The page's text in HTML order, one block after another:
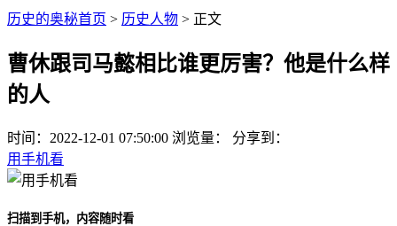
历史的奥秘首页 > 历史人物 > 正文
曹休跟司马懿相比谁更厉害？他是什么样
的人
时间： 2022-12-01 07:50:00 浏览量：
分享到：
用手机看
扫描到手机，内容随时看